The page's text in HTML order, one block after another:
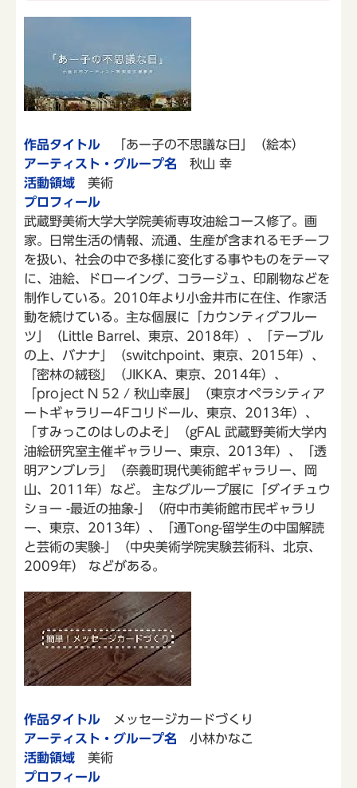
作品タイトル
「あー子の不思議な日」（絵本）
アーティスト・グループ名 秋山 幸
活動領域 美術
プロフィール
武蔵野美術大学大学院美術専攻油絵コース修了。画
家。日常生活の情報、流通、生産が含まれるモチーフ
を扱い、社会の中で多様に変化する事やものをテーマ
に、油絵、ドローイング、コラージュ、印刷物などを
制作している。2010年より小金井市に在住、作家活
動を続けている。主な個展に「カウンティグフルー
ツ」（Little Barrel、東京、2018年）、「テーブル
の上、バナナ」（switchpoint、東京、2015年）、
「密林の絨毯」（JIKKA、東京、2014年）、
「project N 52 / 秋山幸展」（東京オペラシティア
ートギャラリー4Fコリドール、東京、2013年）、
「すみっこのはしのよそ」（gFAL 武蔵野美術大学内
油絵研究室主催ギャラリー、東京、2013年）、「透
明アンブレラ」（奈義町現代美術館ギャラリー、岡
山、2011年）など。 主なグループ展に「ダイチュウ
ショー -最近の抽象-」（府中市美術館市民ギャラリ
ー、東京、2013年）、「通Tong-留学生の中国解読
と芸術の実験-」（中央美術学院実験芸術科、北京、
2009年） などがある。
作品タイトル
メッセージカードづくり
アーティスト・グループ名 小林かなこ
活動領域 美術
プロフィール